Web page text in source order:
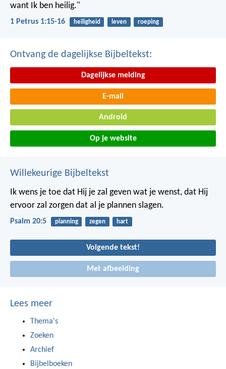
want Ik ben heilig."
1 Petrus 1:15-16 heiligheid leven roeping
Ontvang de dagelijkse Bijbeltekst:
Dagelijkse melding
E-mail
Android
Op je website
Willekeurige Bijbeltekst
Ik wens je toe dat Hij je zal geven wat je wenst, dat Hij
ervoor zal zorgen dat al je plannen slagen.
Psalm 20:5 planning zegen hart
Volgende tekst!
Met afbeelding
Lees meer
Thema's
Zoeken
Archief
Bijbelboeken